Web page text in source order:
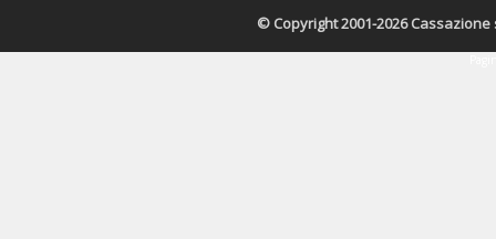
© Copyright 2001-2026 Cassazione